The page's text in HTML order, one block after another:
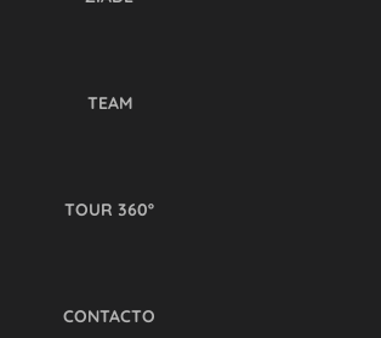
TEAM
TOUR 360º
CONTACTO